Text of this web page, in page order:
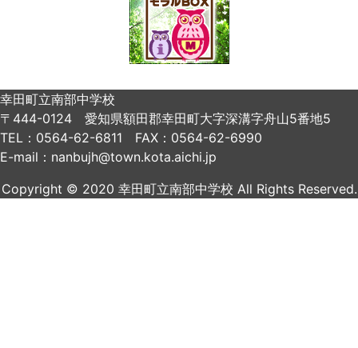
幸田町立南部中学校
〒444-0124 愛知県額田郡幸田町大字深溝字舟山5番地5
TEL：0564-62-6811 FAX：0564-62-6990
E-mail：nanbujh@town.kota.aichi.jp
Copyright © 2020 幸田町立南部中学校 All Rights Reserved.